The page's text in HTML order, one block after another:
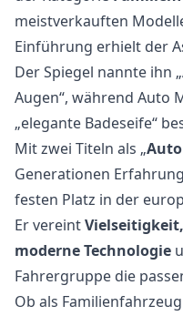
meistverkauften
Einführung erhielt der
Der Spiegel nannte ihn
Augen“, während Auto
„elegante Badeseife“
Mit zwei Titeln als „Auto
Generationen
festen Platz in der
Er vereint
moderne Technologie
Fahrergruppe die
Ob als